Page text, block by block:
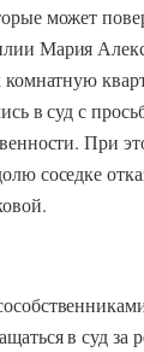
может
Мария
комнатную
в суд с
При
соседке
в суд